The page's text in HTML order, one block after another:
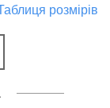
розмірів